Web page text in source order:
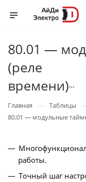
80.01 —
(реле
времени)
Главная — Таблицы
80.01 — модульные
работы.
Точный шаг